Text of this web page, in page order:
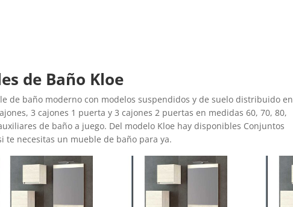
de Baño Kloe
de baño moderno con modelos suspendidos y de suelo distribuido en
3 cajones 1 puerta y 3 cajones 2 puertas en medidas 60, 70, 80,
de baño a juego. Del modelo Kloe hay disponibles Conjuntos
te necesitas un mueble de baño para ya.